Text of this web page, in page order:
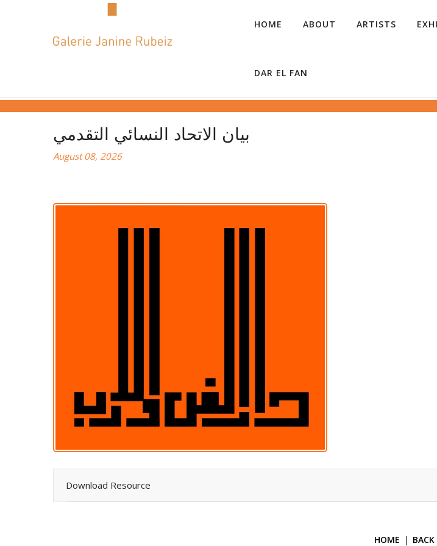
HOME ABOUT ARTISTS
DAR EL FAN
بيان الاتحاد النسائي التقدمي
August 08, 2026
Download Resource
HOME BACK